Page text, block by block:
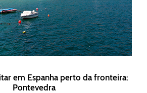
em Espanha perto da fronteira:
Pontevedra